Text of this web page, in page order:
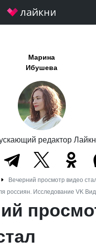
Марина
Ибушева
редактор
Вечерний просмотр видео
россиян. Исследование VK